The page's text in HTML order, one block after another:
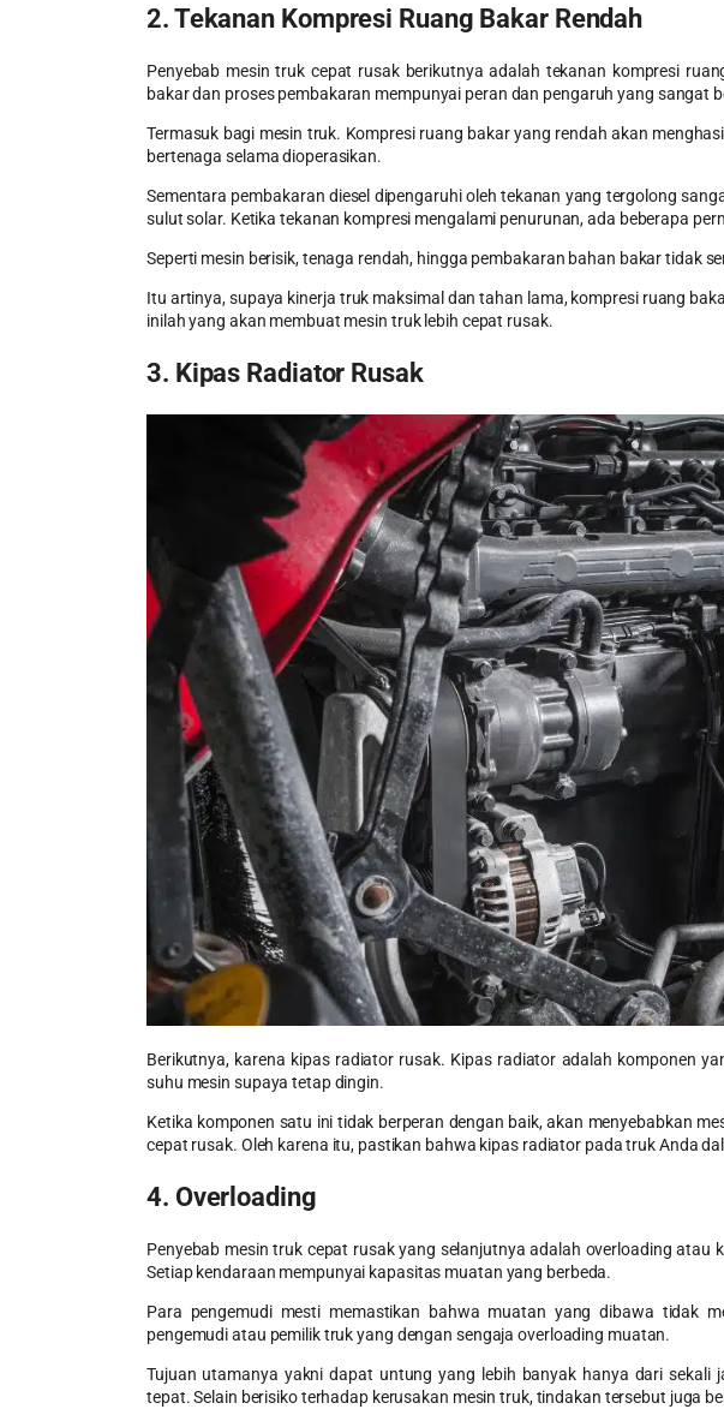
2. Tekanan Kompresi Ruang Bakar Rendah
Penyebab mesin truk cepat rusakberikutnya adalah tekanan kompresi
bakar dan proses pembakaran mempunyai peran dan pengaruh yang sangat
Termasuk bagi mesin truk. Kompresi ruang bakar yang rendah akan
bertenaga selama dioperasikan.
Sementara pembakaran diesel dipengaruhi oleh tekanan yang tergolong
sulut solar. Ketika tekanan kompresi mengalami penurunan, ada beberapa
Seperti mesin berisik, tenaga rendah, hingga pembakaran bahan bakar tidak
Itu artinya, supaya kinerja truk maksimal dan tahan lama, kompresi ruang
inilah yang akan membuat mesin truk lebih cepat rusak.
3. Kipas Radiator Rusak
Berikutnya, karena kipas radiator rusak. Kipas radiator adalah komponen
suhu mesin supaya tetap dingin.
Ketika komponen satu ini tidak berperan dengan baik, akan menyebabkan
cepat rusak. Oleh karena itu, pastikan bahwa kipas radiator pada truk Anda
4. Overloading
Penyebab mesin trukcepat rusak yang selanjutnya adalah overloading atau
Setiap kendaraan mempunyai kapasitas muatan yang berbeda.
Para pengemudi mesti memastikan bahwa muatan yang dibawa tidak
pengemudi atau pemilik truk yang dengan sengaja overloading muatan.
Tujuan utamanya yakni dapat untung yang lebih banyak hanya dari sekali
tepat. Selain berisiko terhadap kerusakan mesin truk, tindakan tersebut juga